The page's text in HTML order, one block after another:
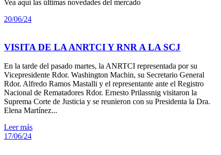
Vea aquí las últimas novedades del mercado
20/06/24
VISITA DE LA ANRTCI Y RNR A LA SCJ
En la tarde del pasado martes, la ANRTCI representada por su
Vicepresidente Rdor. Washington Machin, su Secretario General
Rdor. Alfredo Ramos Mastalli y el representante ante el Registro
Nacional de Rematadores Rdor. Ernesto Prilassnig visitaron la
Suprema Corte de Justicia y se reunieron con su Presidenta la Dra.
Elena Martínez...
Leer más
17/06/24